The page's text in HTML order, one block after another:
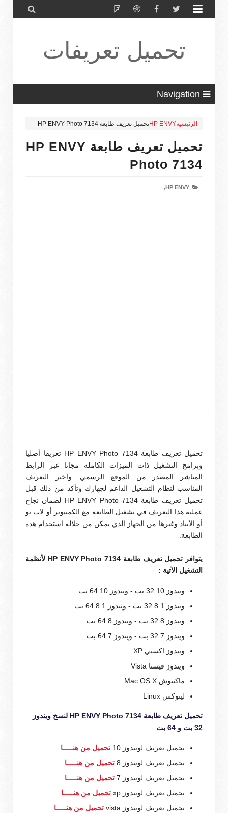


تحميل تعريفات
طابعة ولاب
توب HP Driver
الرئيسيةHP ENVYتحميل تعريف طابعة HP ENVY Photo 7134
تحميل تعريف طابعة HP ENVY
Photo 7134
HP ENVY,
تحميل تعريف طابعة HP ENVY Photo 7134 تعريفا أصليا
وبرامج التشغيل ذات الميزات الكاملة مجانا عبر الرابط
المباشر المصدر من الموقع الرسمي. واختر التعريف
المناسب لنظام التشغيل الداعم لجهازك وتأكد من ذلك قبل
تحميل تعريف طابعة HP ENVY Photo 7134 لضمان نجاح
عملية هذا التعريف في تشغيل الطابعة مع الكمبيوتر أو لاب تو
أو الآيباد وغيرها من الجهاز الذي يمكن من خلاله استخدام هذه
الطابعة.
يتوافر تحميل تعريف طابعة HP ENVY Photo 7134 لأنظمة
التشغيل الآتية :
ويندوز 10 32 بت - ويندوز 10 64 بت
ويندوز 8.1 32 بت - ويندوز 8.1 64 بت
ويندوز 8 32 بت - ويندوز 8 64 بت
ويندوز 7 32 بت - ويندوز 7 64 بت
ويندوز اكسبي XP
ويندوز فيستا Vista
ماكنتوش Mac OS X
لينوكس Linux
تحميل تعريف طابعة HP ENVY Photo 7134 لنسخ ويندوز
32 بت و 64 بت
تحميل تعريف لويندوز 10
تحميل من هنـــــا
تحميل تعريف لويندوز 8
تحميل من هنـــــا
تحميل تعريف لويندوز 7
تحميل من هنـــــا
تحميل تعريف لويندوز xp
تحميل من هنـــــا
تحميل تعريف لويندوز vista
تحميل من هنـــــا